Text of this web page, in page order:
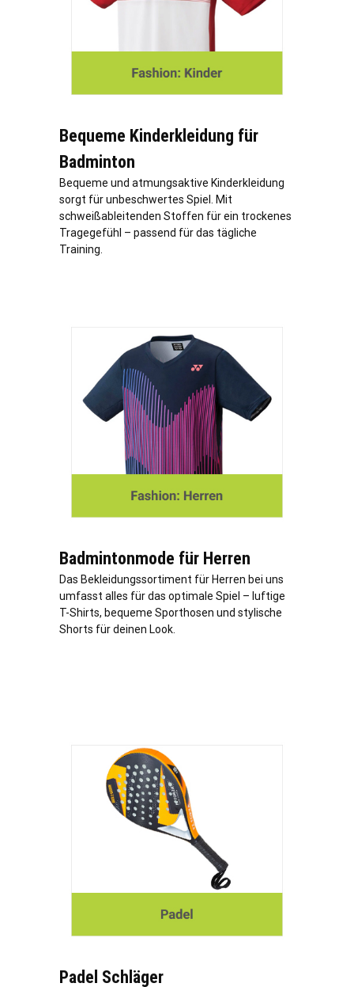
Bequeme Kinderkleidung für
Badminton
Bequeme und atmungsaktive Kinderkleidung
sorgt für unbeschwertes Spiel. Mit
schweißableitenden Stoffen für ein trockenes
Tragegefühl – passend für das tägliche
Training.
Badmintonmode für Herren
Das Bekleidungssortiment für Herren bei uns
umfasst alles für das optimale Spiel – luftige
T-Shirts, bequeme Sporthosen und stylische
Shorts für deinen Look.
Padel Schläger